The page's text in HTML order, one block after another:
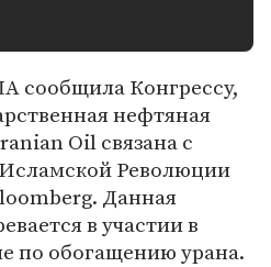
сообщила Конгрессу,
нефтяная
Oil связана с
Революции
Данная
в участии в
по обогащению урана.